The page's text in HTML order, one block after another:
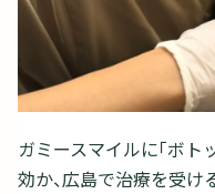
ガミースマイルに「ボト
効か、広島で治療を受け